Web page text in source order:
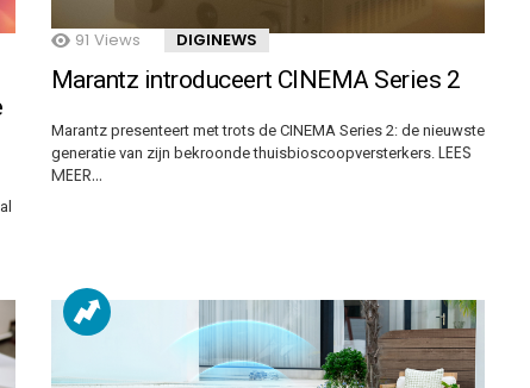
91 Views DIGINEWS
Marantz introduceert CINEMA Series 2
Marantz presenteert met trots de CINEMA Series 2: de nieuwste
generatie van zijn bekroonde thuisbioscoopversterkers. LEES
MEER…